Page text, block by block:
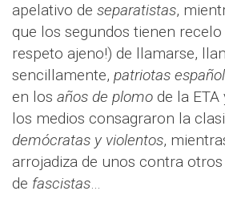
apelativo de separatistas,
que los segundos tienen recelo
respeto ajeno!) de llamarse,
sencillamente, patriotas
en los años de plomo de la
los medios consagraron la
demócratas y violentos,
arrojadiza de unos contra
de fascistas…